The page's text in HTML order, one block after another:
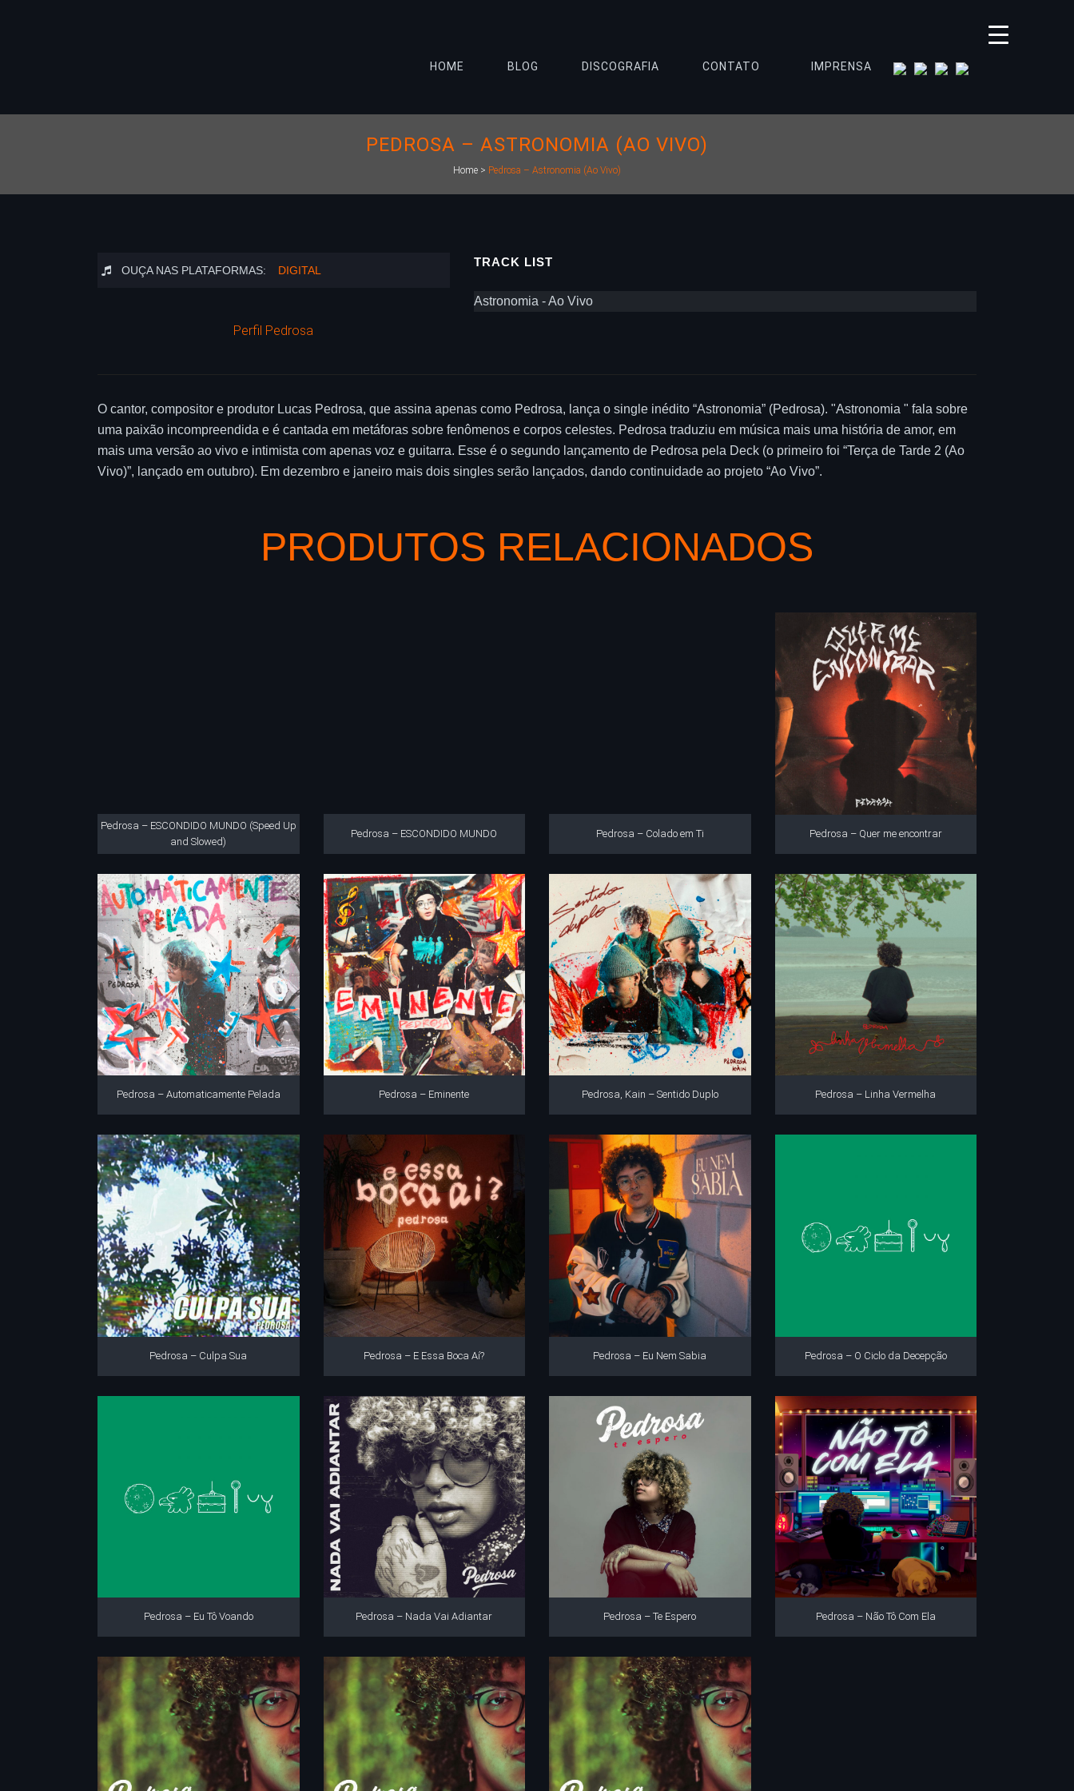
instagram
tiktokspotify
HOME BLOG DISCOGRAFIA CONTATO IMPRENSA
PEDROSA – ASTRONOMIA (AO VIVO)
Home > Pedrosa – Astronomia (Ao Vivo)
OUÇA NAS PLATAFORMAS: DIGITAL
Perfil Pedrosa
TRACK LIST
Astronomia - Ao Vivo
O cantor, compositor e produtor Lucas Pedrosa, que assina apenas como Pedrosa, lança o single inédito “Astronomia” (Pedrosa). "Astronomia " fala sobre
uma paixão incompreendida e é cantada em metáforas sobre fenômenos e corpos celestes. Pedrosa traduziu em música mais uma história de amor, em
mais uma versão ao vivo e intimista com apenas voz e guitarra. Esse é o segundo lançamento de Pedrosa pela Deck (o primeiro foi “Terça de Tarde 2 (Ao
Vivo)”, lançado em outubro). Em dezembro e janeiro mais dois singles serão lançados, dando continuidade ao projeto “Ao Vivo”.
PRODUTOS RELACIONADOS
Pedrosa – ESCONDIDO MUNDO (Speed Up
and Slowed)
Pedrosa – ESCONDIDO MUNDO Pedrosa – Colado em Ti Pedrosa – Quer me encontrar
Pedrosa – Automaticamente Pelada Pedrosa – Eminente Pedrosa, Kain – Sentido Duplo Pedrosa – Linha Vermelha
Pedrosa – Culpa Sua Pedrosa – E Essa Boca Aí? Pedrosa – Eu Nem Sabia Pedrosa – O Ciclo da Decepção
Pedrosa – Eu Tô Voando Pedrosa – Nada Vai Adiantar Pedrosa – Te Espero Pedrosa – Não Tô Com Ela